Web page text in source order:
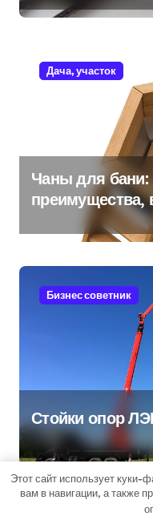
Дача, участок
Чаны для бани:
преимущества,
особенности
Бизнес советник
Стойки опор
Этот сайт использует куки-
вам в навигации, а также